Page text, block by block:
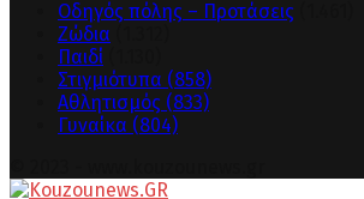
Οδηγός πόλης – Προτάσεις
Ζώδια
Παιδί
Στιγμιότυπα (858)
Αθλητισμός (833)
Γυναίκα (804)